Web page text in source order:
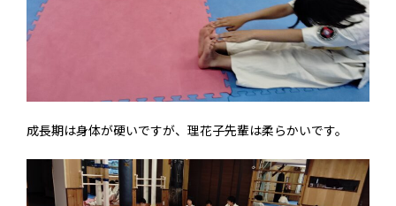
成長期は身体が硬いですが、理花子先輩は柔らかいです。